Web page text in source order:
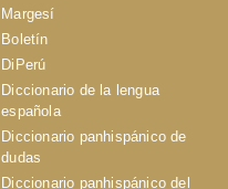
Margesí
Boletín
DiPerú
Diccionario de la lengua
española
Diccionario panhispánico de
dudas
Diccionario panhispánico del